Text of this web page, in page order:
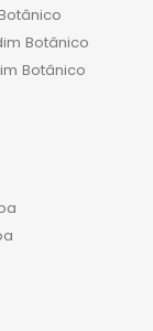
Botânico
Botânico